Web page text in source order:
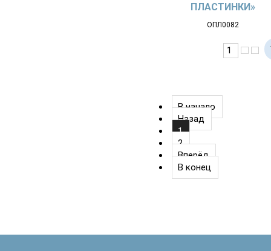
ПЛАСТИНКИ»
ОПЛ0082
В начало
Назад
1
2
Вперёд
В конец